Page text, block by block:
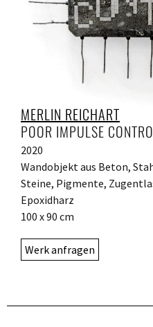
MERLIN REICHART
POOR IMPULSE
2020
Wandobjekt aus Beton,
Steine, Pigmente,
Epoxidharz
100 x 90 cm
Werk anfragen